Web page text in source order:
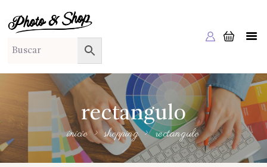
rectangulo
inicio shopping rectangulo
PHOTO & SHOP
Photo & Shop
INICIO
SOBRE NOSOTROS
SERVICIOS A EMPRESAS
NUESTRA EDITORIAL EM EDITA
TIENDA ONLINE